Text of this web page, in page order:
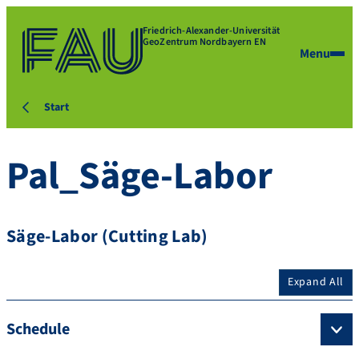
Friedrich-Alexander-Universität
GeoZentrum Nordbayern EN
Menu
Start
Pal_Säge-Labor
Säge-Labor (Cutting Lab)
Expand All
Schedule